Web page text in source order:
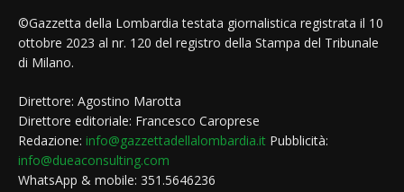
©Gazzetta della Lombardia testata giornalistica registrata il 10
ottobre 2023 al nr. 120 del registro della Stampa del Tribunale
di Milano.
Direttore: Agostino Marotta
Direttore editoriale: Francesco Caroprese
Redazione: info@gazzettadellalombardia.it Pubblicità:
info@dueaconsulting.com
WhatsApp & mobile: 351.5646236